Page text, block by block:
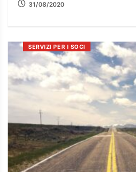
31/08/2020
SERVIZI PER I SOCI